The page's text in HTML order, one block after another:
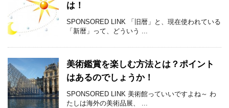
は！
SPONSORED LINK 「旧暦」と、現在使われている
「新暦」って、どういう ...
美術鑑賞を楽しむ方法とは？ポイント
はあるのでしょうか！
SPONSORED LINK 美術館っていいですよね～ わ
たしは海外の美術品展、 ...